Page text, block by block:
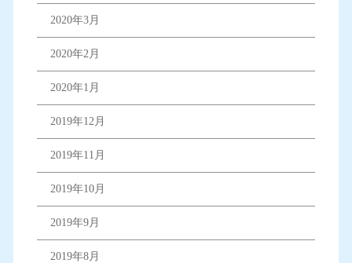
2020年3月
2020年2月
2020年1月
2019年12月
2019年11月
2019年10月
2019年9月
2019年8月